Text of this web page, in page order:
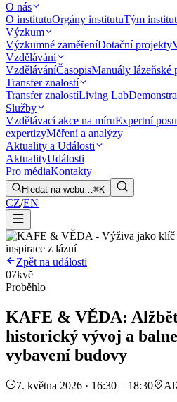
O nás
O institutuOrgány institutuTým
Výzkum
Výzkumné zaměřeníDotační projekty
Vzdělávání
VzděláváníČasopisManuály lázeňské
Transfer znalostí
Transfer znalostíLiving Lab
Služby
Vzdělávací akce na míruExpertní
expertizyMěření a analýzy
Aktuality a Události
AktualityUdálosti
Pro médiaKontakty
Hledat na webu…⌘K
CZ/EN
Zpět na události
07kvě
Proběhlo
KAFE & VĚDA:
historický vývoj a
vybavení budovy
7. května 2026 · 16:30 – 18:30